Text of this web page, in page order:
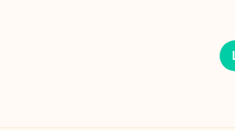
foder i bomull och elastan som gör
är slitstarkt och designat för